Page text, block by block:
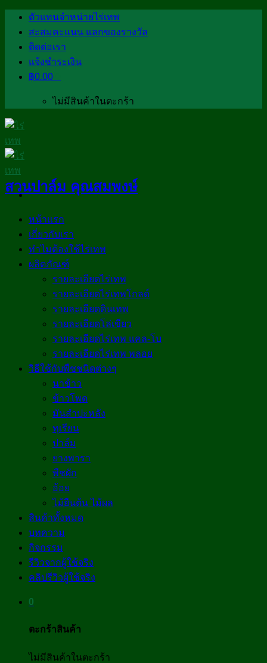
Skip
content
ตัวแทนจำหน่ายไร่เทพ
สะสมคะแนน แลกของรางวัล
ติดต่อเรา
แจ้งชำระเงิน
฿0.00
ไม่มีสินค้าในตะกร้า
หน้าแรก
เกี่ยวกับเรา
ทำไมต้องใช้ไร่เทพ
ผลิตภัณฑ์
รายละเอียดไร่เทพ
รายละเอียดไร่เทพโกลด์
รายละเอียดดินเทพ
รายละเอียดโล่เขียว
รายละเอียดไร่เทพ แคล-โบ
รายละเอียดไร่เทพ พลอย
วิธีใช้กับพืชชนิดต่างๆ
นาข้าว
ข้าวโพด
มันสำปะหลัง
ทุเรียน
ปาล์ม
ยางพารา
พืชผัก
อ้อย
ไม้ยืนต้น ไม้ผล
สินค้าทั้งหมด
บทความ
กิจกรรม
รีวิวจากผู้ใช้จริง
คลิปรีวิวผู้ใช้จริง
0
ตะกร้าสินค้า
ไม่มีสินค้าในตะกร้า
สวนปาล์ม คุณสมพงษ์